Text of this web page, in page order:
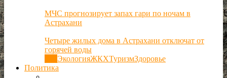
МЧС прогнозирует запах гари по ночам в
Астрахани
Четыре жилых дома в Астрахани отключат от
горячей воды
ЭкологияЖКХТуризмЗдоровье
Политика